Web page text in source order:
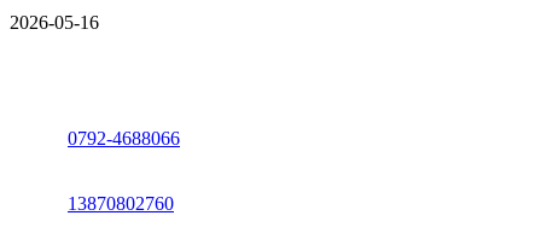
2026-05-16
0792-4688066
13870802760